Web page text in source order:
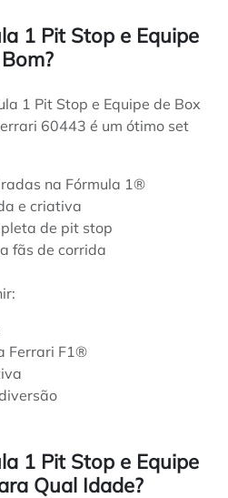
1 Pit Stop e Equipe
1 Pit Stop e Equipe de Box
60443 é um ótimo set
na Fórmula 1®
e criativa
de pit stop
fãs de corrida
Ferrari F1®
1 Pit Stop e Equipe
Qual Idade?